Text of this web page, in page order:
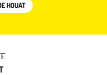
HOUAT